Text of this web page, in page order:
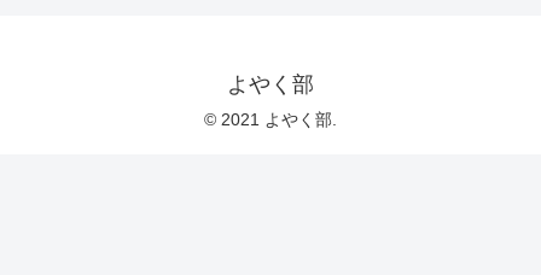
よやく部
© 2021 よやく部.